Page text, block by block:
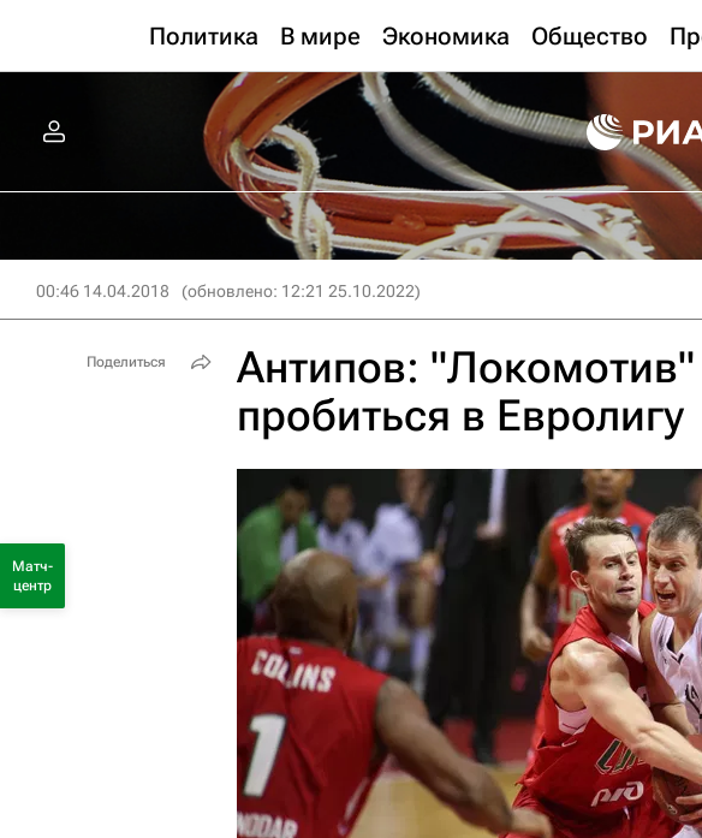
Политика В мире Экономика Общество
00:46 14.04.2018 (обновлено: 12:21 25.10.2022)
Антипов:
пробиться в Евролигу
Поделиться
Матч-
центр